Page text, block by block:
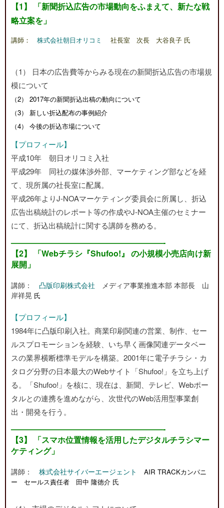
【1】 「新聞折込広告の市場動向をふまえて、新たな戦
略立案を」
講師： 株式会社朝日オリコミ 社長室 次長 大谷良子 氏
（1） 日本の広告費等からみる現在の新聞折込広告の市場規
模について
（2） 2017年の新聞折込出稿の動向について
（3） 新しい折込配布の事例紹介
（4） 今後の折込市場について
【プロフィール】
平成10年 朝日オリコミ入社
平成29年 同社の媒体渉外部、マーケティング部などを経
て、現所属の社長室に配属。
平成26年よりJ-NOAマーケティング委員会に所属し、折込
広告出稿統計のレポート等の作成やJ-NOA主催のセミナー
にて、折込出稿統計に関する講師を務める。
———————————————————-
【2】 「Webチラシ『Shufoo!』 の小規模小売店向け新
展開」
講師： 凸版印刷株式会社 メディア事業推進本部 本部長 山
岸祥晃 氏
【プロフィール】
1984年に凸版印刷入社。商業印刷関連の営業、制作、セー
ルスプロモーションを経験、いち早く画像関連データベー
スの業界横断標準モデルを構築。2001年に電子チラシ・カ
タログ分野の日本最大のWebサイト「Shufoo!」を立ち上げ
る。「Shufoo!」を核に、現在は、新聞、テレビ、Webポー
タルとの連携を進めながら、次世代のWeb活用型事業創
出・開発を行う。
———————————————————-
【3】 「スマホ位置情報を活用したデジタルチラシマー
ケティング」
講師： 株式会社サイバーエージェント
AIR TRACKカンパニ
ー セールス責任者 田中 隆徳介 氏